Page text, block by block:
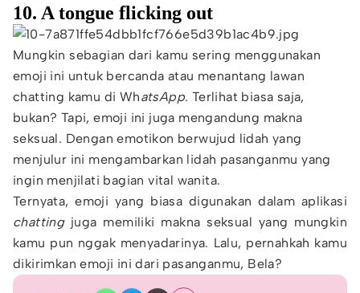
10. A tongue flicking out
Mungkin sebagian dari kamu sering menggunakan
emoji ini untuk bercanda atau menantang lawan
chatting kamu di WhatsApp. Terlihat biasa saja,
bukan? Tapi, emoji ini juga mengandung makna
seksual. Dengan emotikon berwujud lidah yang
menjulur ini mengambarkan lidah pasanganmu yang
ingin menjilati bagian vital wanita.
Ternyata, emoji yang biasa digunakan dalam aplikasi
chattingjuga memiliki makna seksual yang mungkin
kamu pun nggak menyadarinya. Lalu, pernahkah kamu
dikirimkan emoji ini dari pasanganmu, Bela?